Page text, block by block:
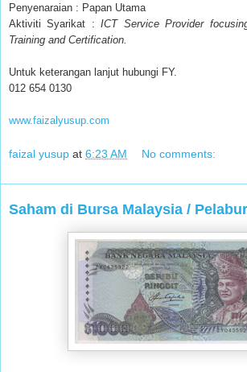
Penyenaraian : Papan Utama
Aktiviti Syarikat :ICT Service Provider
Training and Certification.
Untuk keterangan lanjut hubungi FY.
012 654 0130
www.faizalyusup.com
faizal yusup at 6:23 AM No comments:
Saham di Bursa Malaysia /